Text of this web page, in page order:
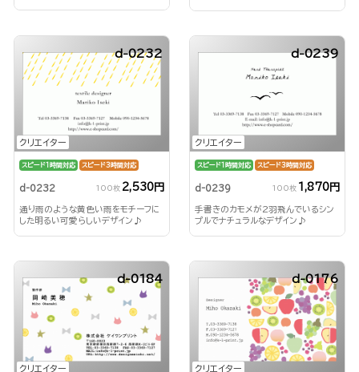
クリエイター
d-0232
スピード1時間対応 スピード3時間対応
d-0232 100枚 2,530円
通り雨のような黄色い雨をモチーフに
した明るい可愛らしいデザイン♪
クリエイター
d-0239
スピード1時間対応 スピード3時間対応
d-0239 100枚 1,870円
手書きのカモメが2羽飛んでいるシン
プルでナチュラルなデザイン♪
クリエイター
d-0184
クリエイター
d-0176